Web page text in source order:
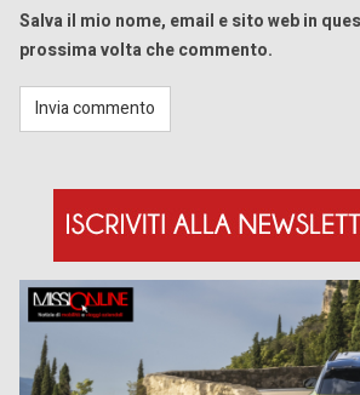
Salva il mio nome, email e sito web in
prossima volta che commento.